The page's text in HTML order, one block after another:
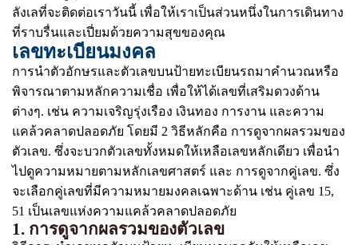
ลังเลที่จะติดต่อเราวันนี้ เพื่อให้เราเป็นส่วนหนึ่งในการเดินทาง
ที่ราบรื่นและเปี่ยมด้วยความสุขของคุณ
เลขทะเบียนมงคล
การนำตัวอักษรและตัวเลขบนป้ายทะเบียนรถมาคำนวณหรือ
พิจารณาตามหลักความเชื่อ เพื่อให้ได้เลขที่เสริมดวงด้าน
ต่างๆ. เช่น ความเจริญรุ่งเรือง เงินทอง การงาน และความ
แคล้วคลาดปลอดภัย โดยมี 2 วิธีหลักคือ การดูจากผลรวมของ
ตัวเลข. ซึ่งจะบวกตัวเลขทั้งหมดให้เหลือเลขหลักเดียว เพื่อนำ
ไปดูความหมายตามหลักเลขศาสตร์ และ การดูจากคู่เลข. ซึ่ง
จะเลือกคู่เลขที่มีความหมายมงคลเฉพาะด้าน เช่น คู่เลข 15,
51 เป็นเลขแห่งความแคล้วคลาดปลอดภัย
1. การดูจากผลรวมของตัวเลข